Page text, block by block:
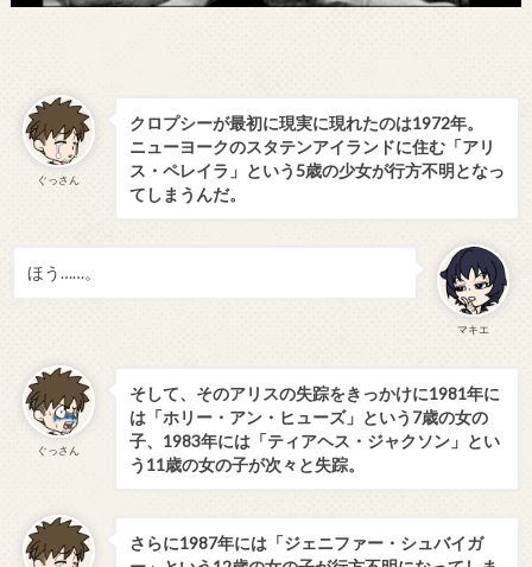
ぐっさん
クロプシーが最初に現実に現れたのは1972年。
ニューヨークのスタテンアイランドに住む「アリ
ス・ペレイラ」という5歳の少女が行方不明となっ
てしまうんだ。
マキエ
ほう……。
ぐっさん
そして、そのアリスの失踪をきっかけに1981年に
は「ホリー・アン・ヒューズ」という7歳の女の
子、1983年には「ティアヘス・ジャクソン」とい
う11歳の女の子が次々と失踪。
さらに1987年には「ジェニファー・シュバイガ